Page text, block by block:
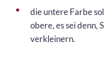
die untere Farbe
obere, es sei denn,
verkleinern.